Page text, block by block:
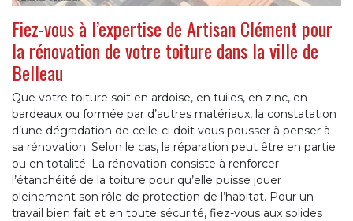
Fiez-vous à l’expertise de Artisan Clément pour
la rénovation de votre toiture dans la ville de
Belleau
Que votre toiture soit en ardoise, en tuiles, en zinc, en
bardeaux ou formée par d’autres matériaux, la constatation
d’une dégradation de celle-ci doit vous pousser à penser à
sa rénovation. Selon le cas, la réparation peut être en partie
ou en totalité. La rénovation consiste à renforcer
l’étanchéité de la toiture pour qu’elle puisse jouer
pleinement son rôle de protection de l’habitat. Pour un
travail bien fait et en toute sécurité, fiez-vous aux solides